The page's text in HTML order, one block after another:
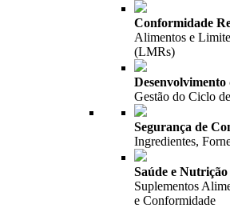
Conformidade
Alimentos e
(LMRs)
Gestão do Ciclo
Segurança de
Ingredientes,
Saúde e Nutrição
Suplementos
e Conformidade